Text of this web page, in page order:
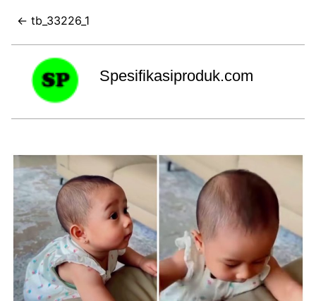
← tb_33226_1
Spesifikasiproduk.com